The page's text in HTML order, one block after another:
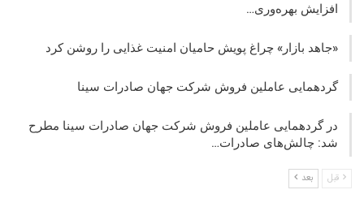
افزایش بهره‌وری…
«جاهد بازار» چراغ پویش حامیان امنیت غذایی را روشن کرد
گردهمایی عاملین فروش شرکت جهان صادرات سینا
در گردهمایی عاملین فروش شرکت جهان صادرات سینا مطرح
شد: چالش‌های صادرات…
قبل بعد